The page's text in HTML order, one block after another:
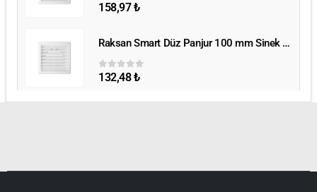
0 5 üzerinden
158,97₺
Raksan Smart Düz Panjur 100 mm Sinek Telli
05 üzerinden
132,48₺